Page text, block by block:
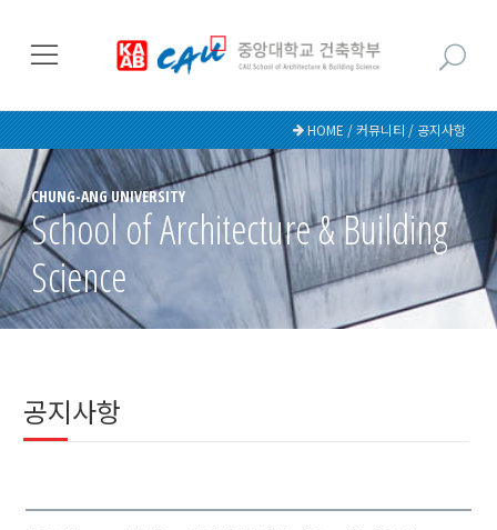
HOME / 커뮤니티 / 공지사항
CHUNG-ANG UNIVERSITY
School of Architecture & Building
Science
공지사항